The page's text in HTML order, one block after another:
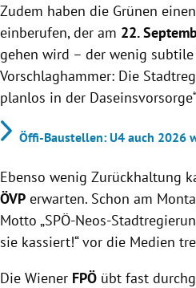
Zudem haben die Grünen einen
einberufen, der am 22.
gehen wird – der wenig subtile
Vorschlaghammer: Die
planlos in der
Öffi-Baustellen: U4 auch 2026
Ebenso wenig Zurückhaltung
ÖVP erwarten. Schon am
Motto „SPÖ-Neos-
sie kassiert!“ vor die Medien
Die Wiener FPÖ übt fast